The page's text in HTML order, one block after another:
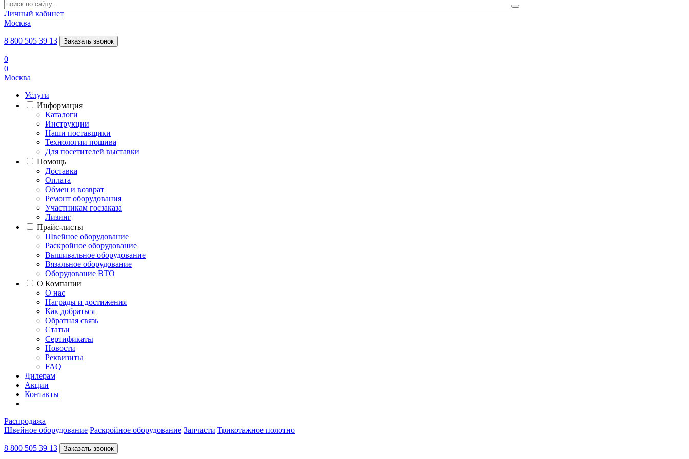
Личный кабинет
Москва
8 800 505 39 13 Заказать звонок
0
0
Москва
Услуги
Информация
Каталоги
Инструкции
Наши поставщики
Технологии пошива
Для посетителей выставки
Помощь
Доставка
Оплата
Обмен и возврат
Ремонт оборудования
Участникам госзаказа
Лизинг
Прайс-листы
Швейное оборудование
Раскройное оборудование
Вышивальное оборудование
Вязальное оборудование
Оборудование ВТО
О Компании
О нас
Награды и достижения
Как добраться
Обратная связь
Статьи
Сертификаты
Новости
Реквизиты
FAQ
Дилерам
Акции
Контакты
Распродажа
Швейное оборудование Раскройное оборудование Запчасти Трикотажное полотно
8 800 505 39 13 Заказать звонок